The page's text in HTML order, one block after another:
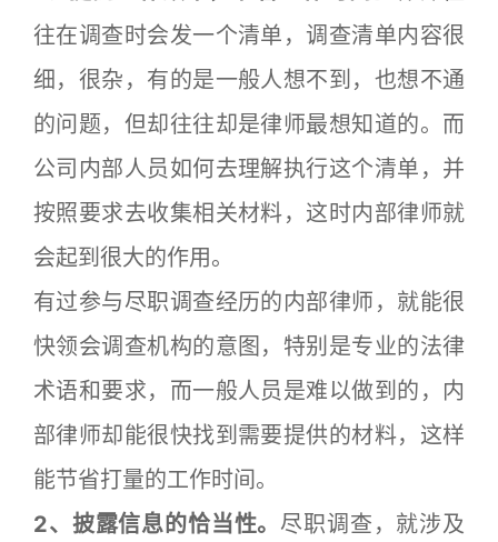
往在调查时会发一个清单，调查清单内容很
细，很杂，有的是一般人想不到，也想不通
的问题，但却往往却是律师最想知道的。而
公司内部人员如何去理解执行这个清单，并
按照要求去收集相关材料，这时内部律师就
会起到很大的作用。
有过参与尽职调查经历的内部律师，就能很
快领会调查机构的意图，特别是专业的法律
术语和要求，而一般人员是难以做到的，内
部律师却能很快找到需要提供的材料，这样
能节省打量的工作时间。
2、披露信息的恰当性。 尽职调查，就涉及